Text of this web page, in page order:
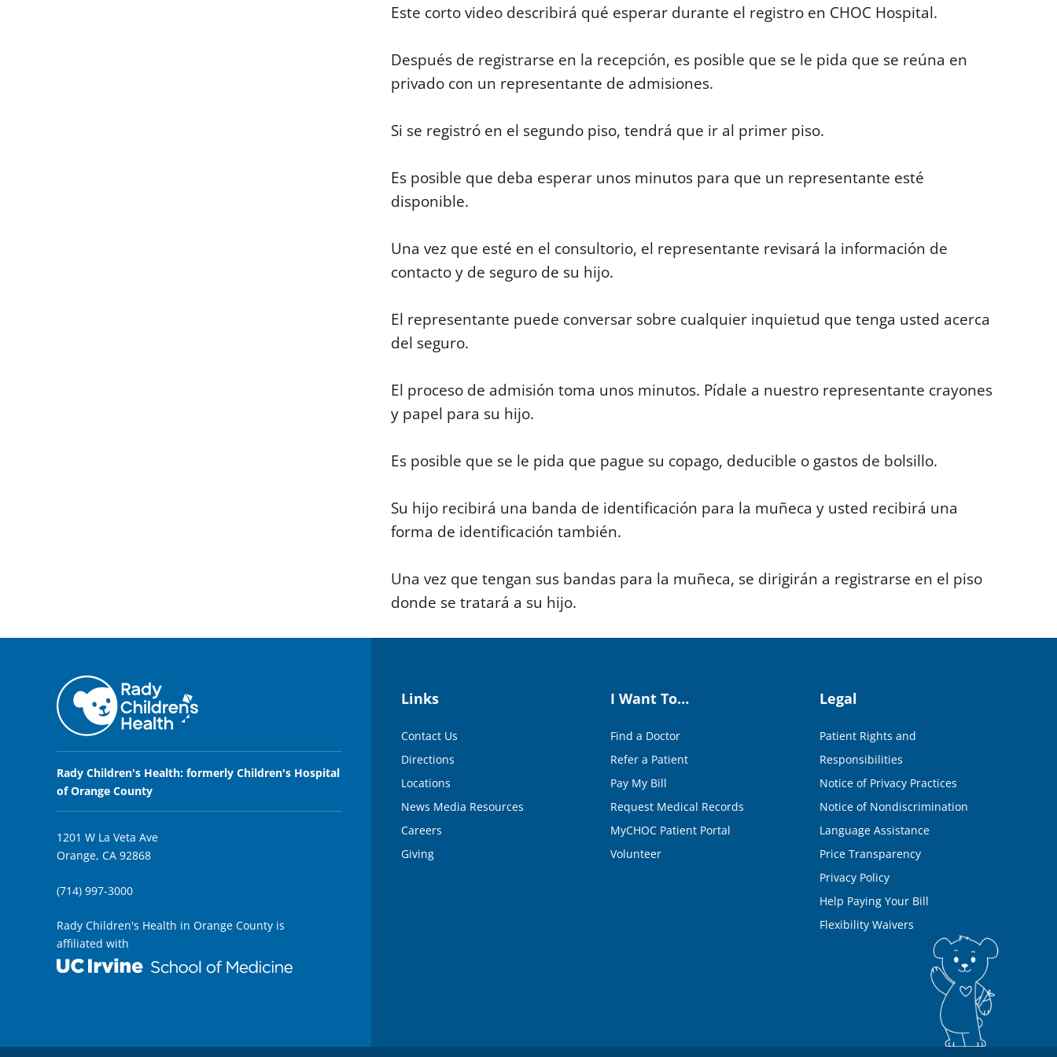
d
s
1
i
n
t
e
s
e
c
o
s
o
m
e
9
0
Este corto video describirá qué esperar durante el registro en CHOC Hospital.
Después de registrarse en la recepción, es posible que se le pida que se reúna en
privado con un representante de admisiones.
Si se registró en el segundo piso, tendrá que ir al primer piso.
Es posible que deba esperar unos minutos para que un representante esté
disponible.
Una vez que esté en el consultorio, el representante revisará la información de
contacto y de seguro de su hijo.
El representante puede conversar sobre cualquier inquietud que tenga usted acerca
del seguro.
El proceso de admisión toma unos minutos. Pídale a nuestro representante crayones
y papel para su hijo.
Es posible que se le pida que pague su copago, deducible o gastos de bolsillo.
Su hijo recibirá una banda de identificación para la muñeca y usted recibirá una
forma de identificación también.
Una vez que tengan sus bandas para la muñeca, se dirigirán a registrarse en el piso
donde se tratará a su hijo.
Rady Children's Health: formerly Children's Hospital
of Orange County
1201 W La Veta Ave
Orange, CA 92868
(714) 997-3000
Rady Children's Health in Orange County is
affiliated with
Links
Contact Us
Directions
Locations
News Media Resources
Careers
Giving
I Want To…
Find a Doctor
Refer a Patient
Pay My Bill
Request Medical Records
MyCHOC Patient Portal
Volunteer
Legal
Patient Rights and
Responsibilities
Notice of Privacy Practices
Notice of Nondiscrimination
Language Assistance
Price Transparency
Privacy Policy
Help Paying Your Bill
Flexibility Waivers